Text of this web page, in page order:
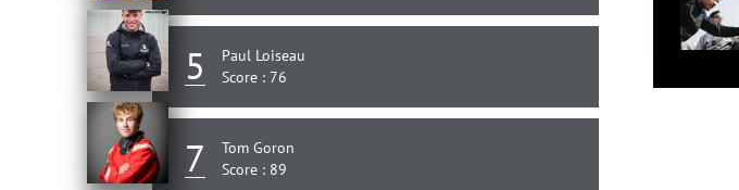
5
Paul Loiseau
Score : 76
7
Tom Goron
Score : 89